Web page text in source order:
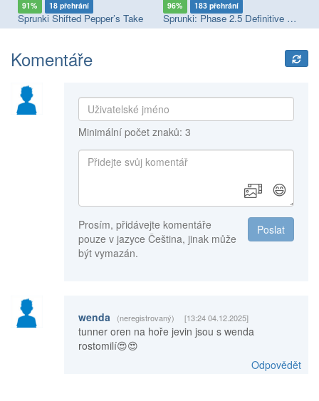
91% 18 přehrání
Sprunki Shifted Pepper’s Take
96% 183 přehrání
Sprunki: Phase 2.5 Definitive Edition
Komentáře
Minimální počet znaků: 3
😄
Poslat
Prosím, přidávejte komentáře
pouze v jazyce Čeština, jinak může
být vymazán.
wenda (neregistrovaný) [13:24 04.12.2025]
tunner oren na hoře jevin jsou s wenda
rostomilí😍😍
Odpovědět